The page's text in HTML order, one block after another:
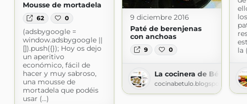
la
Mousse de mortadela
62 0
(adsbygoogle =
window.adsbygoogle ||
[]).push({}); Hoy os dejo
un aperitivo
económico, fácil de
hacer y muy sabroso,
una mousse de
mortadela que podéis
usar (...)
9 diciembre 2016
Paté de berenjenas
con anchoas
9 0
La cocinera de Bétulo
cocinabetulo.blogspot.com